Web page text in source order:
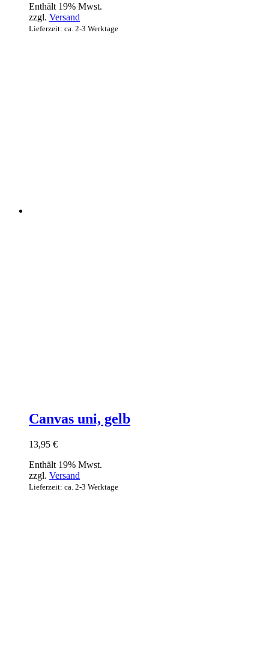
Enthält 19% Mwst.
zzgl. Versand
Lieferzeit: ca. 2-3 Werktage
Canvas uni, gelb
13,95 €
Enthält 19% Mwst.
zzgl. Versand
Lieferzeit: ca. 2-3 Werktage